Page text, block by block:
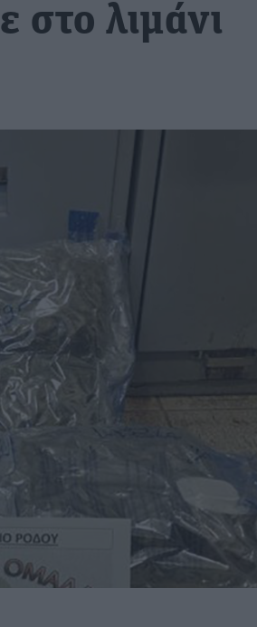
στο λιμάνι